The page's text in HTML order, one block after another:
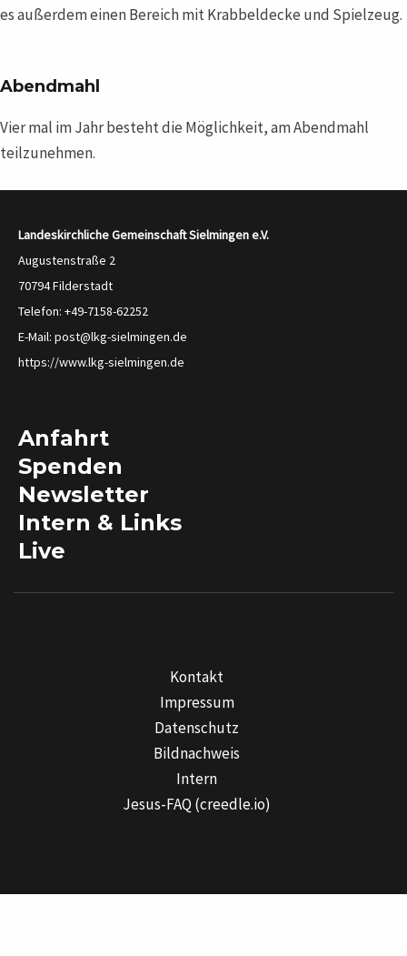
es außerdem einen Bereich mit Krabbeldecke und Spielzeug.
Abendmahl
Vier mal im Jahr besteht die Möglichkeit, am Abendmahl
teilzunehmen.
Landeskirchliche Gemeinschaft Sielmingene.V.
Augustenstraße 2
70794 Filderstadt
Telefon: +49-7158-62252
E-Mail: post@lkg-sielmingen.de
https://www.lkg-sielmingen.de
Anfahrt
Spenden
Newsletter
Intern & Links
Live
Kontakt
Impressum
Datenschutz
Bildnachweis
Intern
Jesus-FAQ (creedle.io)